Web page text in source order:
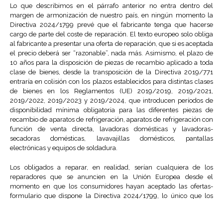
Lo que describimos en el párrafo anterior no entra dentro del
margen de armonización de nuestro país, en ningún momento la
Directiva 2024/1799 prevé que el fabricante tenga que hacerse
cargo de parte del coste de reparación. El texto europeo solo obliga
al fabricante a presentar una oferta de reparación, que si es aceptada
el precio deberá ser “razonable”, nada más. Asimismo, el plazo de
10 años para la disposición de piezas de recambio aplicado a toda
clase de bienes, desde la transposición de la Directiva 2019/771
entraría en colisión con los plazos establecidos para distintas clases
de bienes en los Reglamentos (UE) 2019/2019, 2019/2021,
2019/2022, 2019/2023 y 2019/2024, que introducen períodos de
disponibilidad mínima obligatoria para las diferentes piezas de
recambio de aparatos de refrigeración, aparatos de refrigeración con
función de venta directa, lavadoras domésticas y lavadoras-
secadoras domésticas, lavavajillas domésticos, pantallas
electrónicas y equipos de soldadura.
Los obligados a reparar, en realidad, serían cualquiera de los
reparadores que se anuncien en la Unión Europea desde el
momento en que los consumidores hayan aceptado las ofertas-
formulario que dispone la Directiva 2024/1799, lo único que los